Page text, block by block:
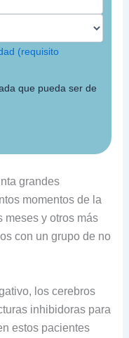
(requisito
que pueda ser de
grandes
momentos de la
meses y otros más
con un grupo de no
los cerebros
inhibidoras para
estos pacientes